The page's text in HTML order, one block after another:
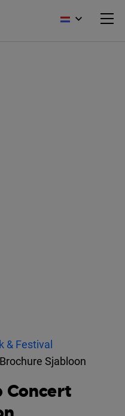
& Festival
Sjabloon
Concert